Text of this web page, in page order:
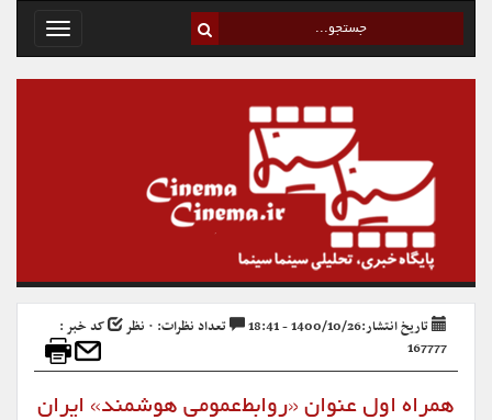
Toggle
تاریخ انتشار:1400/10/26 - 18:41 تعداد نظرات: ۰ نظر
کد خبر :
167777
همراه اول عنوان «روابط‌عمومی هوشمند» ایران